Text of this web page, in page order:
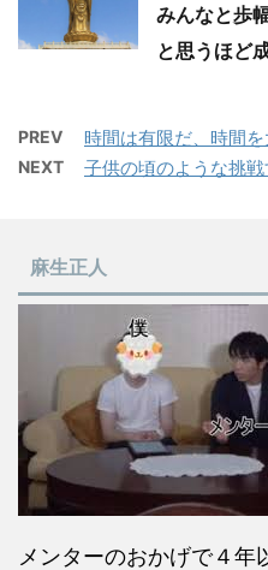
みんなと歩
と思うほど
PREV 時間は有限だ、時間
NEXT 子供の頃のような挑
麻生正人
メンターのおかげで４年